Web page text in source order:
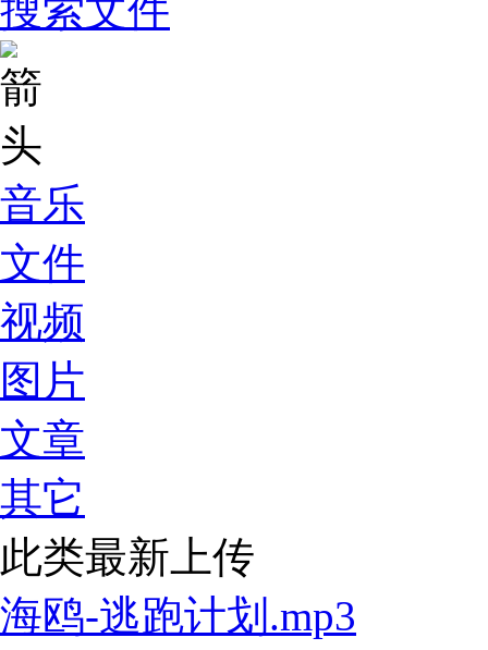
搜索文件
音乐
文件
视频
图片
文章
其它
此类最新上传
海鸥-逃跑计划.mp3